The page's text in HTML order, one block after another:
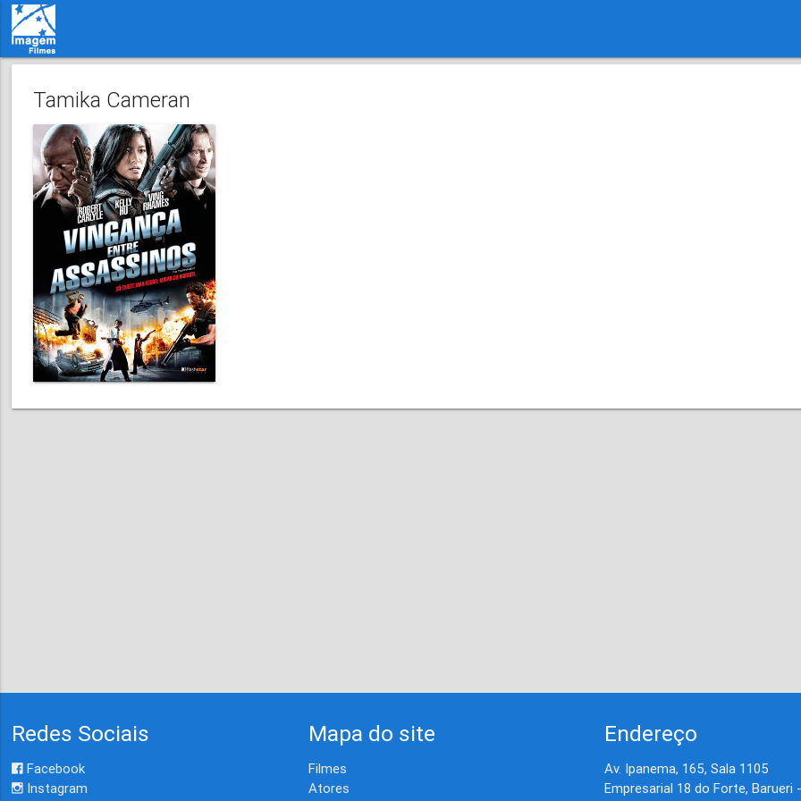
Tamika Cameran
Redes Sociais
Facebook
Instagram
Mapa do site
Filmes
Atores
Endereço
Av. Ipanema, 165, Sala 1105
Empresarial 18 do Forte, Barueri